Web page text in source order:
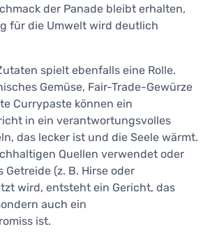
der Panade bleibt erhalten,
für die Umwelt wird deutlich
spielt ebenfalls eine Rolle.
Gemüse, Fair-Trade-Gewürze
Currypaste können ein
in ein verantwortungsvolles
das lecker ist und die Seele wärmt.
Quellen verwendet oder
(z. B. Hirse oder
wird, entsteht ein Gericht, das
auch ein
ist.